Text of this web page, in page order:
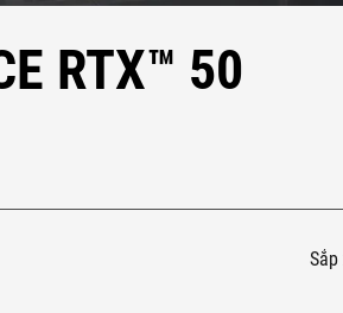
RTX™ 50